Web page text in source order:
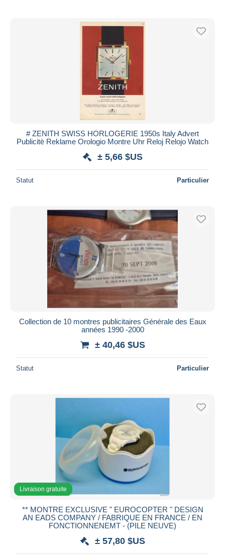
# ZENITH SWISS HORLOGERIE 1950s Italy Advert
Publicitè Reklame Orologio Montre Uhr Reloj Relojo Watch
± 5,66 $US
Statut Particulier
Collection de 10 montres publicitaires Générale des Eaux
années 1990 -2000
± 40,46 $US
Statut Particulier
Livraison gratuite
** MONTRE EXCLUSIVE " EUROCOPTER " DESIGN
AN EADS COMPANY / FABRIQUE EN FRANCE / EN
FONCTIONNENEMT - (PILE NEUVE)
± 57,80 $US